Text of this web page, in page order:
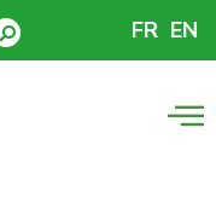
FR EN